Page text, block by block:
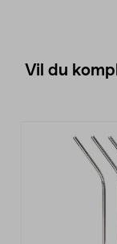
Vil du